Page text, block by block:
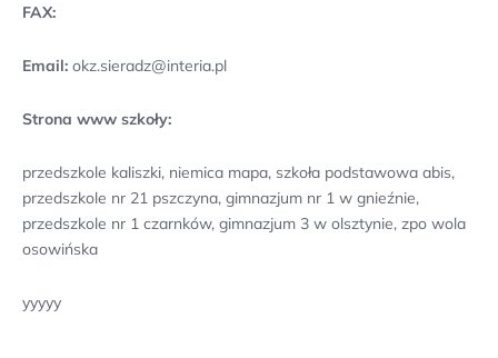
FAX:
Email: okz.sieradz@interia.pl
Strona www szkoły:
przedszkole kaliszki, niemica mapa, szkoła podstawowa abis,
przedszkole nr 21 pszczyna, gimnazjum nr 1 w gnieźnie,
przedszkole nr 1 czarnków, gimnazjum 3 w olsztynie, zpo wola
osowińska
yyyyy